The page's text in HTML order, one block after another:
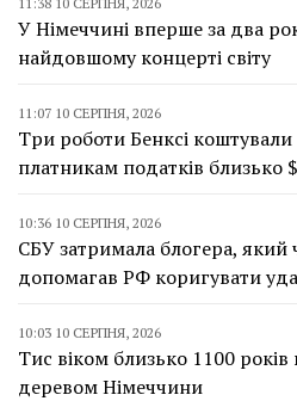
У Німеччині вперше за два
найдовшому концерті світу
11:07 10 СЕРПНЯ, 2026
Три роботи Бенксі
платникам податків близько
10:36 10 СЕРПНЯ, 2026
СБУ затримала блогера, який
допомагав РФ коригувати
10:03 10 СЕРПНЯ, 2026
Тис віком близько 1100
деревом Німеччини